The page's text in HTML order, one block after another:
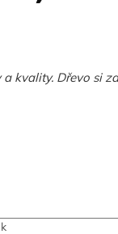
kvality. Dřevo si